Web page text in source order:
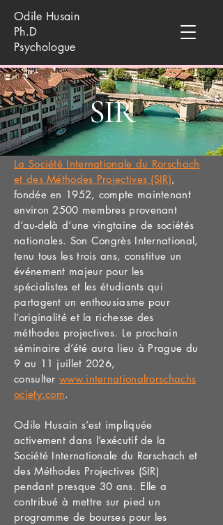
Odile Husain
Ph.D
Psychologue
SIR
La Société Internationale du Rorschach
et des Méthodes Projectives (SIR),
fondée en 1952, compte maintenant
environ 2500 membres provenant
d’au-delà d’une vingtaine de sociétés
nationales. Son Congrès International,
tenu tous les trois ans, constitue un
événement majeur pour les
spécialistes et les étudiants qui
partagent un enthousiasme pour
l’originalité et la richesse des
méthodes projectives. Le prochain
séminaire d’été aura lieu à Prague du
9 au 11 juillet 2026,
consulter www.internationalrorschachs
ociety.com.
Odile Husain s’est impliquée
activement dans l’exécutif de la
Société Internationale du Rorschach et
des Méthodes Projectives (SIR)
pendant presque 30 ans. Elle a
contribué à mettre sur pied un
programme de bourses pour les